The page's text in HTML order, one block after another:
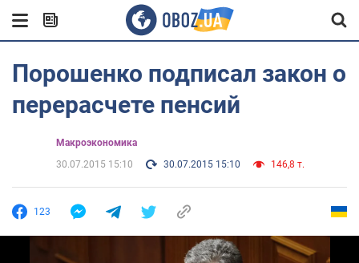
Порошенко подписал закон о
перерасчете пенсий
Mакроэкономика
30.07.2015 15:10
30.07.2015 15:10 146,8 т.
123